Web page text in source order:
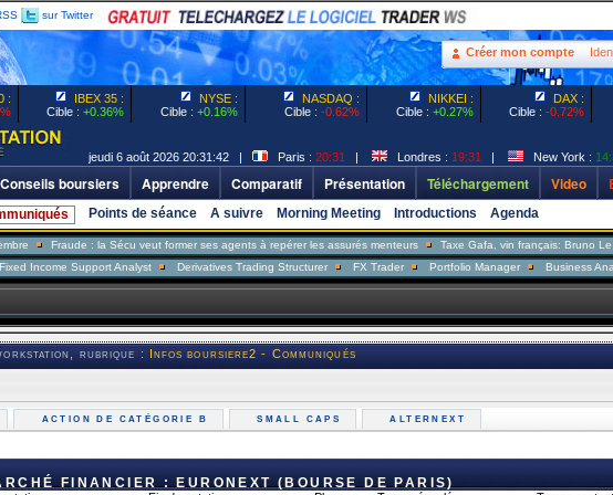
sur Twitter
Créer mon compte
:
IBEX 35 :
Cible : +0.36%
NYSE :
Cible : +0.16%
NASDAQ :
Cible : -0.62%
NIKKEI :
Cible : +0.27%
DAX :
Cible : -0.72%
jeudi 6 août 2026 20:31:42 | Paris : 20:31 | Londres : 19:31 | New York :
Conseils boursiers Apprendre Comparatif Présentation Téléchargement Video
Points de séance A suivre Morning Meeting Introductions Agenda
: la Sécu veut former ses agents à repérer les assurés menteurs Taxe Gafa, vin français: Bruno Le Maire
Support Analyst Derivatives Trading Structurer FX Trader Portfolio Manager Business Analyst
rubrique : Infos boursiere2 - Communiqués
ACTION DE CATÉGORIE B SMALL CAPS ALTERNEXT
FINANCIER : EURONEXT (BOURSE DE PARIS)